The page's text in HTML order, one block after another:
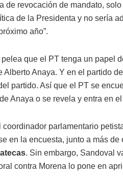
de revocación de mandato,
de la Presidenta y no sería
año”.
que el PT tenga un papel
Alberto Anaya. Y en el partido
partido. Así que el PT se
Anaya o se revela y entra en
coordinador parlamentario
en la encuesta, junto a más
. Sin embargo, Sandoval
contra Morena lo pone en